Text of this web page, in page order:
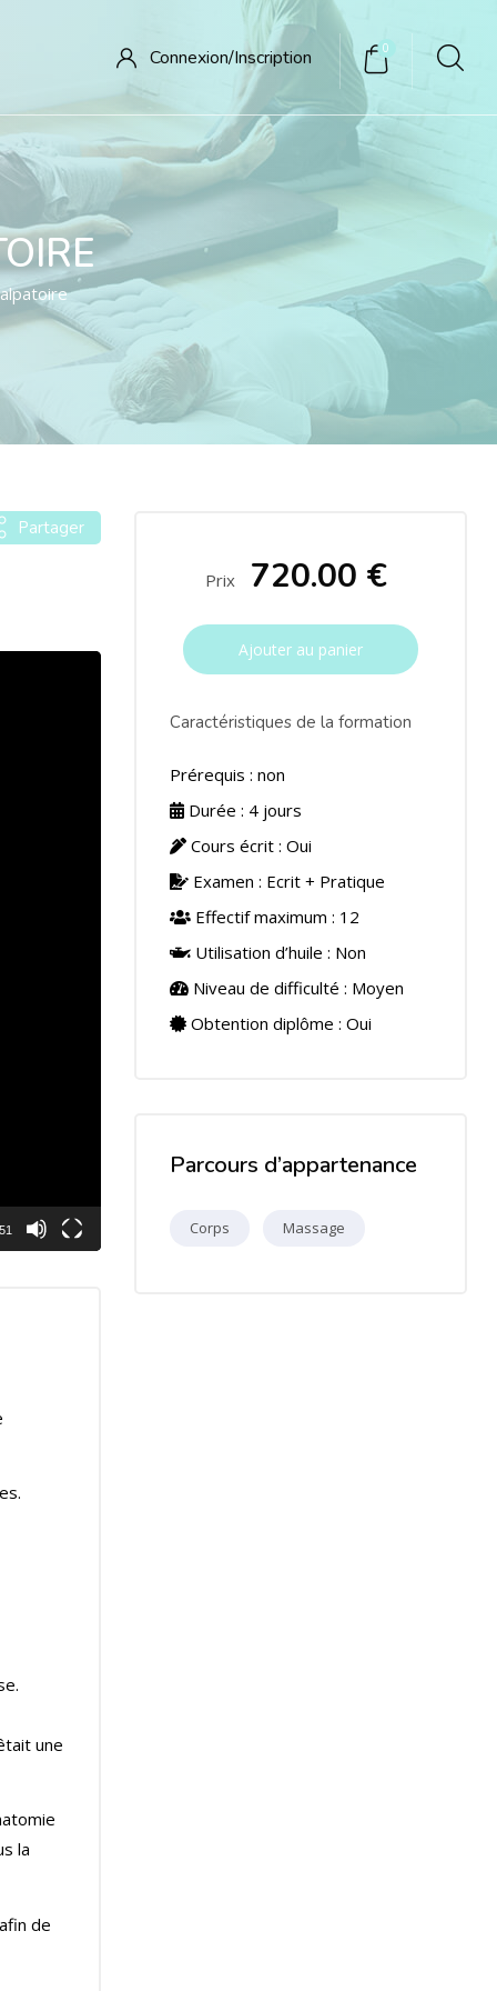
Connexion/Inscription 0
Partager
une
la
de
Prix 720.00 €
Ajouter au panier
Caractéristiques de la formation
Prérequis : non
Durée : 4 jours
Cours écrit : Oui
Examen : Ecrit + Pratique
Effectif maximum : 12
Utilisation d’huile : Non
Niveau de difficulté : Moyen
Obtention diplôme : Oui
Parcours d’appartenance
Corps Massage